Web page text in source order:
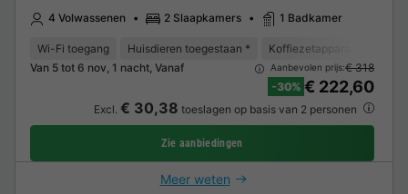
4 Volwassenen 2 Slaapkamers 1 Badkamer
Wi-Fi toegang Huisdieren toegestaan * Koffiezetapparaat
Van 5 tot 6 nov, 1 nacht, Vanaf
Aanbevolen prijs:€ 318
-30% € 222,60
Excl. € 30,38 toeslagen op basis van 2 personen
Zie aanbiedingen
Meer weten